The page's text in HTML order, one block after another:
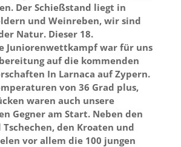
Der Schießstand liegt in
und Weinreben, wir sind
Natur. Dieser 18.
Juniorenwettkampf war für uns
auf die kommenden
In Larnaca auf Zypern.
von 36 Grad plus,
waren auch unsere
Gegner am Start. Neben den
Tschechen, den Kroaten und
vor allem die 100 jungen